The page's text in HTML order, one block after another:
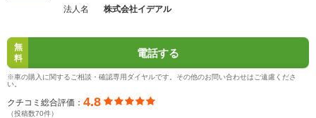
法人名
株式会社イデアル
無
料
電話する
※車の購入に関するご相談・確認専用ダイヤルです。その他のお問い合わせはご遠慮くださ
い。
クチコミ総合評価： 4.8
（投稿数70件）